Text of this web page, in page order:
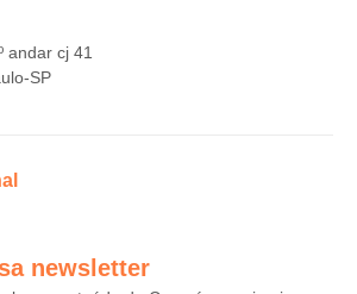
andar cj 41
SP
newsletter